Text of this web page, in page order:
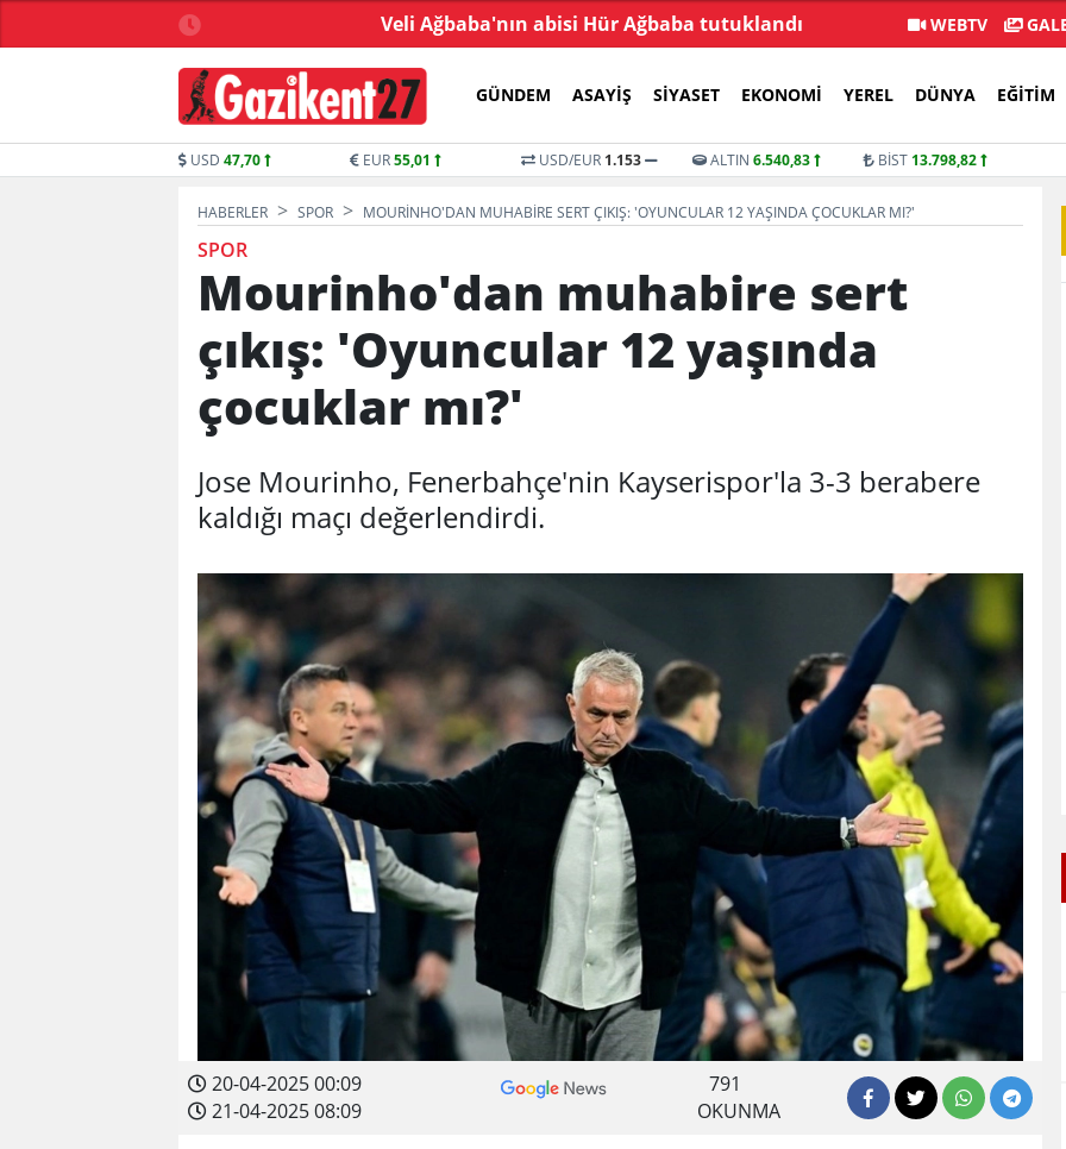
TL bağış yaptı Veli Ağbaba'nın abisi Hür Ağbaba tutuklandı Özgür Özel:
WEBTV
GÜNDEM ASAYIŞ SIYASET EKONOMI YEREL DÜNYA EĞITIM
USD 47,70 EUR55,01 USD/EUR 1.153 ALTIN 6.540,83 BİST 13.798,82
HABERLER SPOR MOURINHO'DAN MUHABIRE SERT ÇIKIŞ: 'OYUNCULAR 12 YAŞINDA ÇOCUKLAR MI?'
SPOR
Mourinho'dan muhabire sert
çıkış: 'Oyuncular 12 yaşında
çocuklar mı?'
Jose Mourinho, Fenerbahçe'nin Kayserispor'la 3-3 berabere
kaldığı maçı değerlendirdi.
20-04-2025 00:09
21-04-2025 08:09
791
OKUNMA